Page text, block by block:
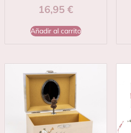
16,95 €
Añadir al carrito